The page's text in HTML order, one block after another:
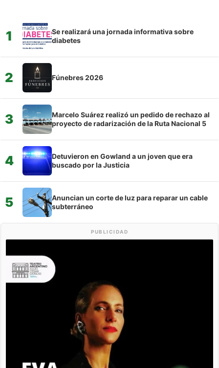
1
Se realizará una jornada informativa sobre
diabetes
2 Fúnebres 2026
3
Marcelo Suárez realizó un pedido de rechazo al
proyecto de radarización de la Ruta Nacional 5
4
Detuvieron en Gowland a un joven que era
buscado por la Justicia
5
Anuncian un corte de luz para reparar un cable
subterráneo
PUBLICIDAD